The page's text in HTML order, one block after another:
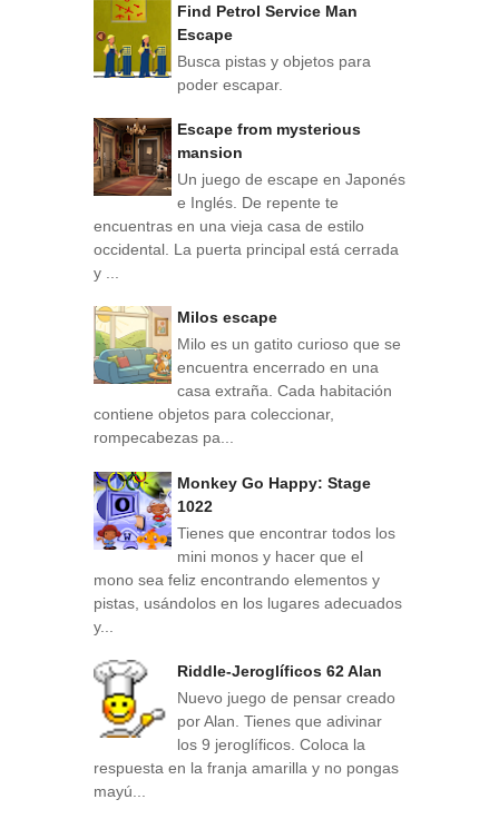
Find Petrol Service Man
Escape
Busca pistas y objetos para
poder escapar.
Escape from mysterious
mansion
Un juego de escape en Japonés
e Inglés. De repente te
encuentras en una vieja casa de estilo
occidental. La puerta principal está cerrada
y ...
Milos escape
Milo es un gatito curioso que se
encuentra encerrado en una
casa extraña. Cada habitación
contiene objetos para coleccionar,
rompecabezas pa...
Monkey Go Happy: Stage
1022
Tienes que encontrar todos los
mini monos y hacer que el
mono sea feliz encontrando elementos y
pistas, usándolos en los lugares adecuados
y...
Riddle-Jeroglíficos 62 Alan
Nuevo juego de pensar creado
por Alan. Tienes que adivinar
los 9 jeroglíficos. Coloca la
respuesta en la franja amarilla y no pongas
mayú...